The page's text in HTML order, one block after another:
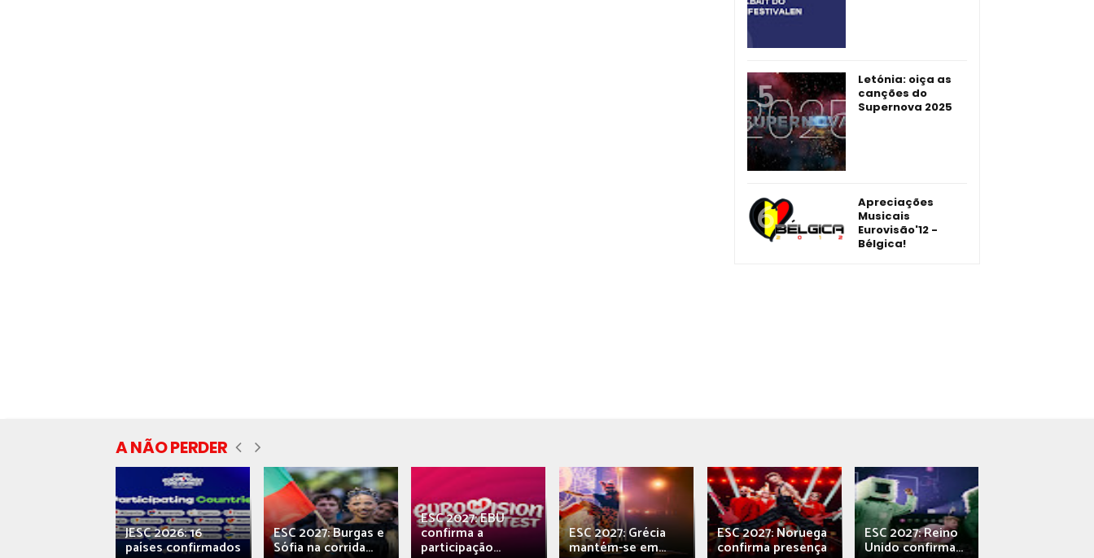
Letónia: oiça as
canções do
Supernova 2025
Apreciações
Musicais
Eurovisão'12 -
Bélgica!
A NÃO PERDER
JESC 2026: 16
países confirmados
ESC 2027: Burgas e
Sófia na corrida...
ESC 2027: EBU
confirma a
participação...
ESC 2027: Grécia
mantém-se em...
ESC 2027: Noruega
confirma presença
ESC 2027: Reino
Unido confirma...